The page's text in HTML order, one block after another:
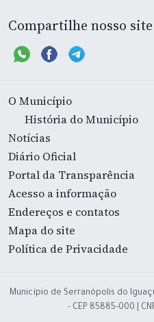
Compartilhe nosso site
O Município
História do Município
Notícias
Diário Oficial
Portal da Transparência
Acesso a informação
Endereços e contatos
Mapa do site
Política de Privacidade
Município de Serranópolis do
- CEP 85885-000 |